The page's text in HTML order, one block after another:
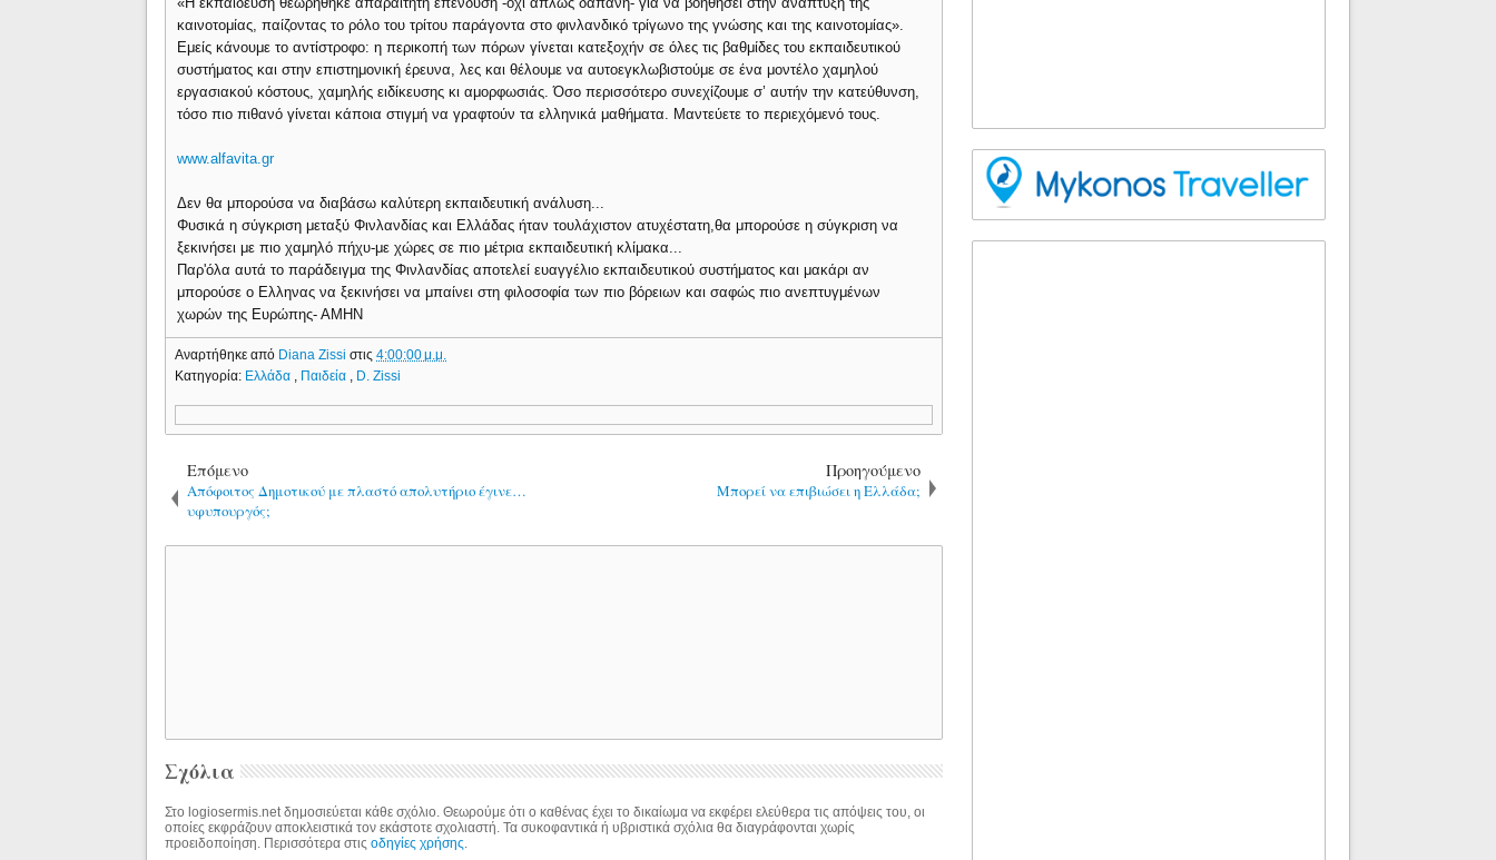
καινοτομίας, παίζοντας το ρόλο του τρίτου παράγοντα στο φινλανδικό τρίγωνο της γνώσης και της καινοτομίας».
Εμείς κάνουμε το αντίστροφο: η περικοπή των πόρων γίνεται κατεξοχήν σε όλες τις βαθμίδες του εκπαιδευτικού
συστήματος και στην επιστημονική έρευνα, λες και θέλουμε να αυτοεγκλωβιστούμε σε ένα μοντέλο χαμηλού
εργασιακού κόστους, χαμηλής ειδίκευσης κι αμορφωσιάς. Όσο περισσότερο συνεχίζουμε σ’ αυτήν την κατεύθυνση,
τόσο πιο πιθανό γίνεται κάποια στιγμή να γραφτούν τα ελληνικά μαθήματα. Μαντεύετε το περιεχόμενό τους.
www.alfavita.gr
Δεν θα μπορούσα να διαβάσω καλύτερη εκπαιδευτική ανάλυση...
Φυσικά η σύγκριση μεταξύ Φινλανδίας και Ελλάδας ήταν τουλάχιστον ατυχέστατη,θα μπορούσε η σύγκριση να
ξεκινήσει με πιο χαμηλό πήχυ-με χώρες σε πιο μέτρια εκπαιδευτική κλίμακα...
Παρ'όλα αυτά το παράδειγμα της Φινλανδίας αποτελεί ευαγγέλιο εκπαιδευτικού συστήματος και μακάρι αν
μπορούσε ο Ελληνας να ξεκινήσει να μπαίνει στη φιλοσοφία των πιο βόρειων και σαφώς πιο ανεπτυγμένων
χωρών της Ευρώπης- ΑΜΗΝ
Αναρτήθηκε από Diana Zissiστις4:00:00 μ.μ.
Κατηγορία: Ελλάδα Παιδεία D. Zissi
Επόμενο
Απόφοιτος Δημοτικού με πλαστό απολυτήριο έγινε…
υφυπουργός;
Προηγούμενο
Μπορεί να επιβιώσει η Ελλάδα;
Σχόλια
Στο logiosermis.net δημοσιεύεται κάθε σχόλιο. Θεωρούμε ότι ο καθένας έχει το δικαίωμα να εκφέρει ελεύθερα τις απόψεις του, οι
οποίες εκφράζουν αποκλειστικά τον εκάστοτε σχολιαστή. Τα συκοφαντικά ή υβριστικά σχόλια θα διαγράφονται χωρίς
προειδοποίηση. Περισσότερα στιςοδηγίες χρήσης